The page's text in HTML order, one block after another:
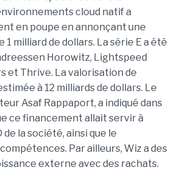
cloud natif a
en poupe en annonçant une
1 milliard de dollars. La série E a été
Horowitz, Lightspeed
et Thrive. La valorisation de
à 12 milliards de dollars. Le
Asaf Rappaport, a indiqué dans
ce financement allait servir à
la société, ainsi que le
Par ailleurs, Wiz a des
externe avec des rachats.